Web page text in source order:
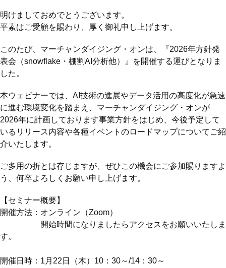
明けましておめでとうございます。
平素はご愛顧を賜わり、厚く御礼申し上げます。
このたび、マーチャンダイジング・オンは、『2026年方針発
表会（snowflake・棚割AI分析他）』を開催する運びとなりま
した。
本ウェビナーでは、AI技術の進展やデータ活用の高度化が急速
に進む環境変化を踏まえ、マーチャンダイジング・オンが
2026年に計画しております事業方針をはじめ、今後予定して
いるリリース内容や各種イベントのロードマップについてご紹
介いたします。
ご多用の折とは存じますが、ぜひこの機会にご参加賜りますよ
う、何卒よろしくお願い申し上げます。
【セミナー概要】
開催方法：オンライン（Zoom）
開始時間になりましたらアクセスをお願いいたしま
す。
開催日時：1月22日（木）10：30～/14：30～